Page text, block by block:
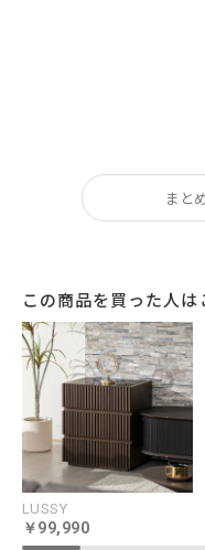
空間をパーテー
応します。
まと
この商品を買った人
LUSSY
99,990